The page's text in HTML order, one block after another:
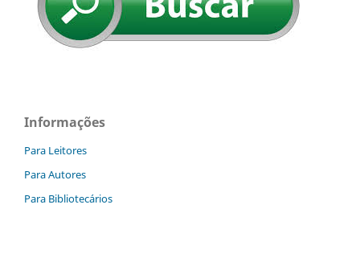
Informações
Para Leitores
Para Autores
Para Bibliotecários